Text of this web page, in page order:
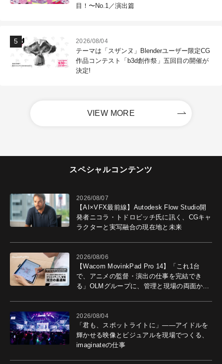
目！〜No.1／演出篇
2026/08/04
テーマは「スザンヌ」Blenderユーザー限定CG
作品コンテスト「b3d創作祭」五回目の開催が
決定!
VIEW MORE
スペシャルコンテンツ
2026/08/07
【AI×VFX最前線】Autodesk Flow Studio開
発者ニコラ・トドロビッチ氏に訊く、CGキャ
ラクターと実写融合の現在地と未来
2026/08/06
【Wacom MovinkPad Pro 14】「これ1台
で、アニメの監督・演出の仕事を完結でき
る」OLMグループに、管理と現場の両面から
2026/08/04
「君も、スポットライトに」――アイドルを
輝かせる映像とビジュアルを現場でつくる、
imaginateの仕事